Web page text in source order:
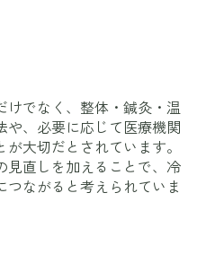
でなく、整体・鍼灸・温
、必要に応じて医療機関
大切だとされています。
見直しを加えることで、冷
つながると考えられていま